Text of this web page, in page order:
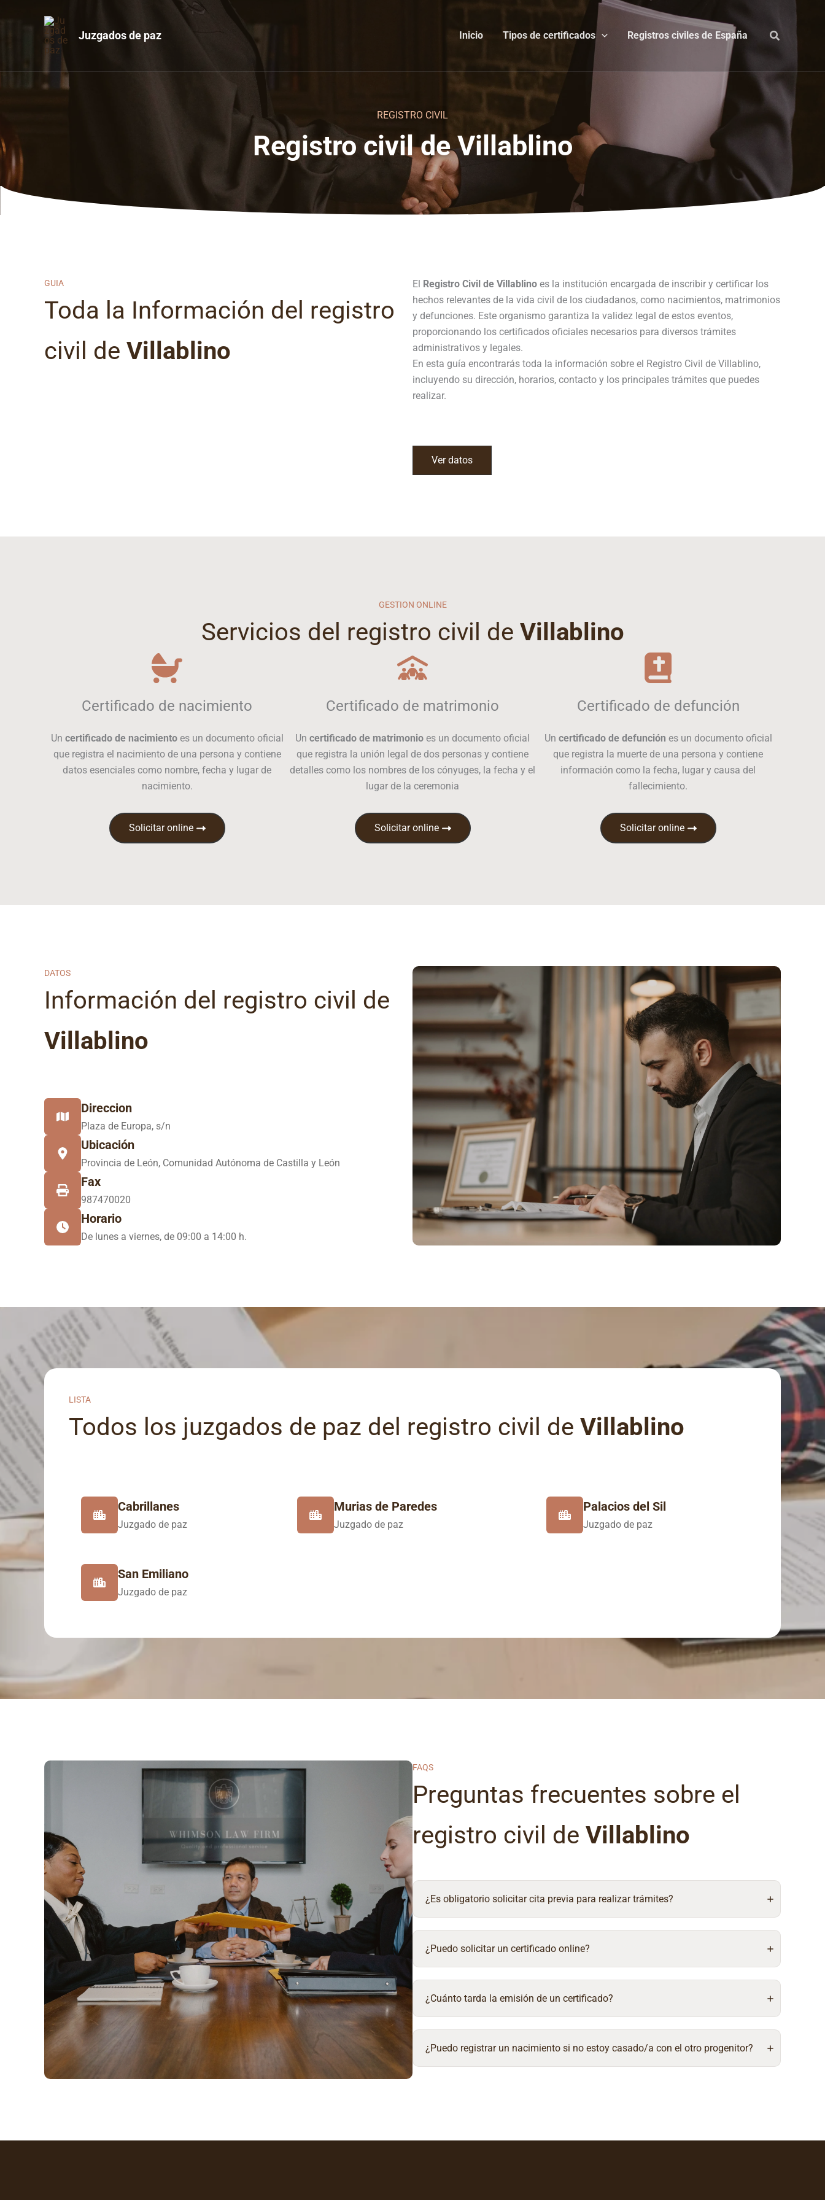
Juzgados de paz Inicio Tipos de certificados Registros civiles de España
REGISTRO CIVIL
Registro civil de Villablino
GUIA
Toda la Información del registro
civil de Villablino
El Registro Civil de Villablino es la institución encargada de inscribir y certificar los
hechos relevantes de la vida civil de los ciudadanos, como nacimientos, matrimonios
y defunciones. Este organismo garantiza la validez legal de estos eventos,
proporcionando los certificados oficiales necesarios para diversos trámites
administrativos y legales.
En esta guía encontrarás toda la información sobre el Registro Civil de Villablino,
incluyendo su dirección, horarios, contacto y los principales trámites que puedes
realizar.
Ver datos
GESTION ONLINE
Servicios del registro civil de Villablino
Certificado de nacimiento
Un certificado de nacimientoes un documento oficial
que registra el nacimiento de una persona y contiene
datos esenciales como nombre, fecha y lugar de
nacimiento.
Solicitar online
Certificado de matrimonio
Un certificado de matrimonio es un documento oficial
que registra la unión legal de dos personas y contiene
detalles como los nombres de los cónyuges, la fecha y el
lugar de la ceremonia
Solicitar online
Certificado de defunción
Un certificado de defunción es un documento oficial
que registra la muerte de una persona y contiene
información como la fecha, lugar y causa del
fallecimiento.
Solicitar online
DATOS
Información del registro civil de
Villablino
Direccion
Plaza de Europa, s/n
Ubicación
Provincia de León, Comunidad Autónoma de Castilla y León
Fax
987470020
Horario
De lunes a viernes, de 09:00 a 14:00 h.
LISTA
Todos los juzgados de paz del registro civil de Villablino
Cabrillanes
Juzgado de paz
Murias de Paredes
Juzgado de paz
Palacios del Sil
Juzgado de paz
San Emiliano
Juzgado de paz
FAQS
Preguntas frecuentes sobre el
registro civil de Villablino
¿Es obligatorio solicitar cita previa para realizar trámites?
¿Puedo solicitar un certificado online?
¿Cuánto tarda la emisión de un certificado?
¿Puedo registrar un nacimiento si no estoy casado/a con el otro progenitor?